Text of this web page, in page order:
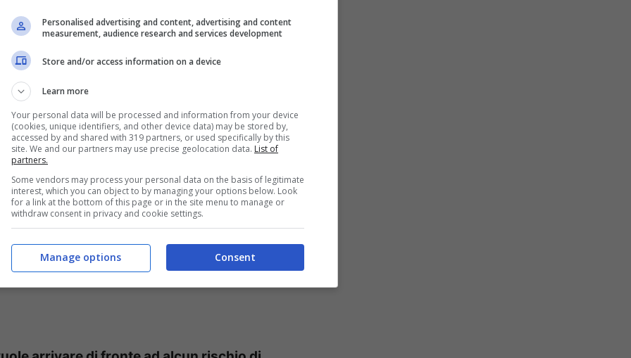
che tornerebbero titolari al loro
da valutare gli altri giocatori
. Davanti
ma con
i denti, sul
Personalised advertising and content, advertising and content
measurement, audience research and services development
Store and/or access information on a device
Learn more
Your personal data will be processed and information from your device
(cookies, unique identifiers, and other device data) may be stored by,
accessed by and shared with 319 partners, or used specifically by this
site. We and our partners may use precise geolocation data. List of
partners.
Some vendors may process your personal data on the basis of legitimate
interest, which you can object to by managing your options below. Look
for a link at the bottom of this page or in the site menu to manage or
withdraw consent in privacy and cookie settings.
Consent
Manage options